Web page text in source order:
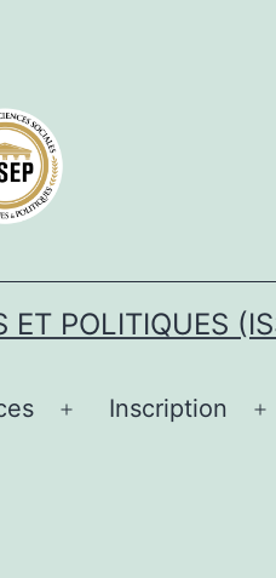
ET POLITIQUES
Ouvrir
Inscription